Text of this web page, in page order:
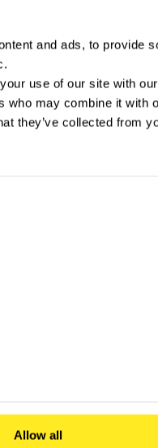
and ads, to provide
use of our site with
who may combine it with
they’ve collected from
Allow all
Modern Workplace